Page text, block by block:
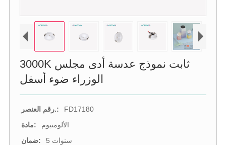
3000K ثابت نموذج عدسة أدى مجلس
الوزراء ضوء أسفل
رقم العنصر.:
FD17180
مادة:
الألومنيوم
ضمان:
5 سنوات